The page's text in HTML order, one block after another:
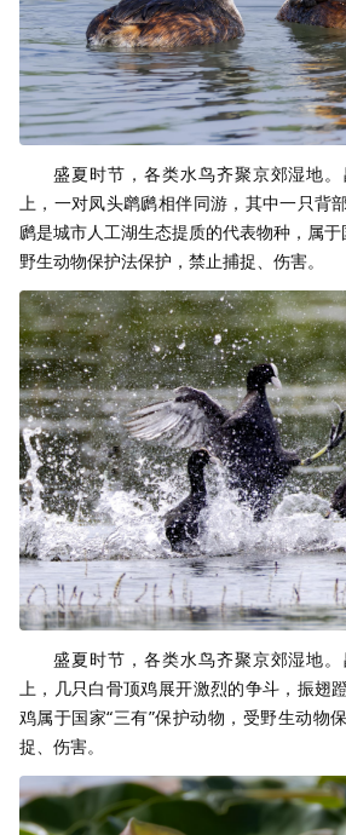
盛夏时节，各类水鸟齐聚京郊湿地
上，一对凤头䴙䴘相伴同游，其中一只背
䴘是城市人工湖生态提质的代表物种，属于
野生动物保护法保护，禁止捕捉、伤害。
盛夏时节，各类水鸟齐聚京郊湿地
上，几只白骨顶鸡展开激烈的争斗，振翅
鸡属于国家“三有”保护动物，受野生动物
捉、伤害。